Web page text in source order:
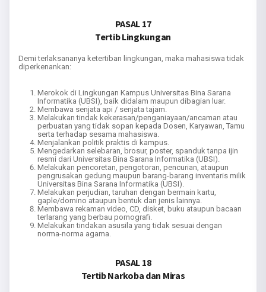
PASAL 17
Tertib Lingkungan
Demi terlaksananya ketertiban lingkungan, maka mahasiswa tidak
diperkenankan:
Merokok di Lingkungan Kampus Universitas Bina Sarana
Informatika (UBSI), baik didalam maupun dibagian luar.
Membawa senjata api / senjata tajam.
Melakukan tindak kekerasan/penganiayaan/ancaman atau
perbuatan yang tidak sopan kepada Dosen, Karyawan, Tamu
serta terhadap sesama mahasiswa.
Menjalankan politik praktis di kampus.
Mengedarkan selebaran, brosur, poster, spanduk tanpa ijin
resmi dari Universitas Bina Sarana Informatika (UBSI).
Melakukan pencoretan, pengotoran, pencurian, ataupun
pengrusakan gedung maupun barang-barang inventaris milik
Universitas Bina Sarana Informatika (UBSI).
Melakukan perjudian, taruhan dengan bermain kartu,
gaple/domino ataupun bentuk dan jenis lainnya.
Membawa rekaman video, CD, disket, buku ataupun bacaan
terlarang yang berbau pornografi.
Melakukan tindakan asusila yang tidak sesuai dengan
norma-norma agama.
PASAL 18
Tertib Narkoba dan Miras